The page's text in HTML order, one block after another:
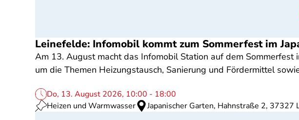
Leinefelde: Infomobil kommt zum Sommerfest im
Am 13. August macht das Infomobil Station auf dem Sommerfest
um die Themen Heizungstausch, Sanierung und Fördermittel
Do, 13. August 2026, 10:00 - 18:00
Heizen und Warmwasser
Japanischer Garten, Hahnstraße 2, 37327